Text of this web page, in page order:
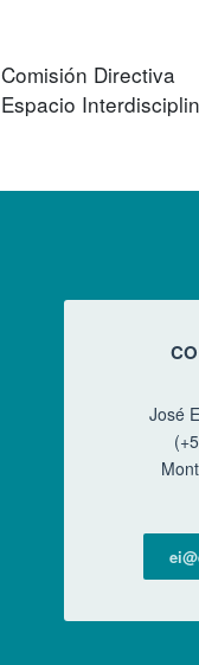
Comisión Directiva
Espacio
José